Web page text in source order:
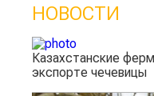
НОВОСТИ
Казахстанские
экспорте чечевицы